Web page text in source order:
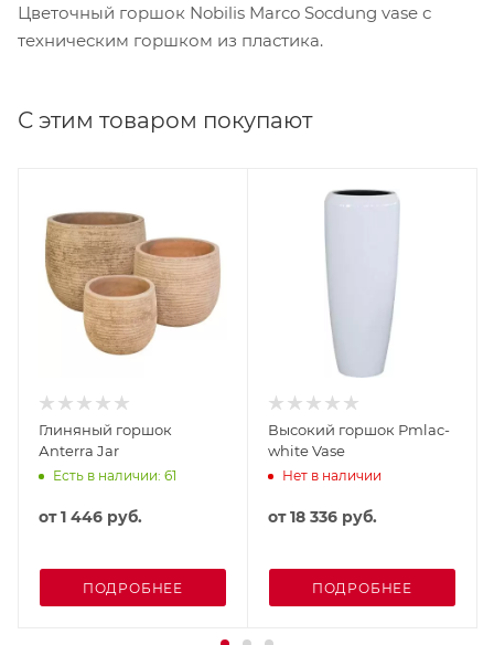
Цветочный горшок Nobilis Marco Socdung vase с
техническим горшком из пластика.
С этим товаром покупают
Глиняный горшок
Аnterra Jar
Есть в наличии: 61
от1 446 руб.
ПОДРОБНЕЕ
Высокий горшок Рmlac-
white Vase
Нет в наличии
от18 336 руб.
ПОДРОБНЕЕ